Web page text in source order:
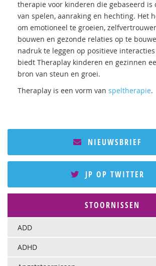
therapie voor kinderen die gebaseerd is
van spelen, aanraking en hechting. Het
om emotioneel te groeien,
bouwen en gezonde relaties op te
nadruk te leggen op positieve
biedt Theraplay kinderen en gezinnen
bron van steun en groei.
Theraplay is een vorm van speltherapie.
NIEUWSBRIEF
JP OP TWITTER
STOORNISSEN
ADD
ADHD